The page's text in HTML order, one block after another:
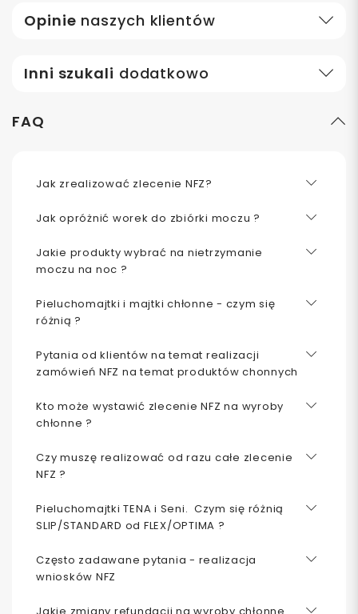
Opinie naszych klientów
Inni szukali dodatkowo
FAQ
Jak zrealizować zlecenie NFZ?
Jak opróżnić worek do zbiórki moczu ?
Jakie produkty wybrać na nietrzymanie
moczu na noc ?
Pieluchomajtki i majtki chłonne - czym się
różnią ?
Pytania od klientów na temat realizacji
zamówień NFZ na temat produktów chonnych
Kto może wystawić zlecenie NFZ na wyroby
chłonne ?
Czy muszę realizować od razu całe zlecenie
NFZ ?
Pieluchomajtki TENA i Seni. Czym się różnią
SLIP/STANDARD od FLEX/OPTIMA ?
Często zadawane pytania - realizacja
wniosków NFZ